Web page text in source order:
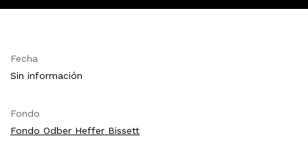
Fecha
Sin información
Fondo
Fondo Odber Heffer Bissett